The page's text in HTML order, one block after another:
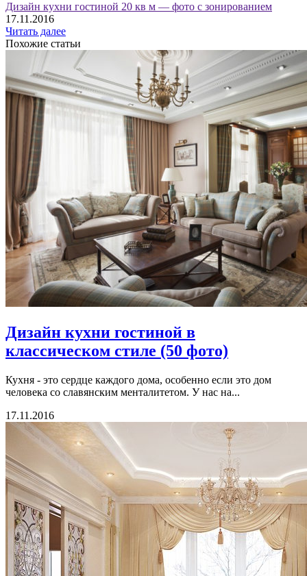
Дизайн кухни гостиной 20 кв м — фото с зонированием
17.11.2016
Читать далее
Похожие статьи
Дизайн кухни гостиной в
классическом стиле (50 фото)
Кухня - это сердце каждого дома, особенно если это дом
человека со славянским менталитетом. У нас на...
17.11.2016